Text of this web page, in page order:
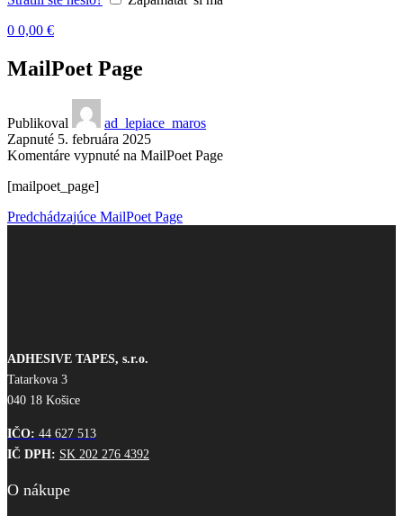
0 0,00 €
MailPoet Page
Publikoval
ad_lepiace_maros
Zapnuté 5. februára 2025
Komentáre vypnuté na MailPoet Page
[mailpoet_page]
Predchádzajúce MailPoet Page
ADHESIVE TAPES, s.r.o.
Tatarkova 3
040 18 Košice
IČO: 44 627 513
IČ DPH: SK 202 276 4392
O nákupe